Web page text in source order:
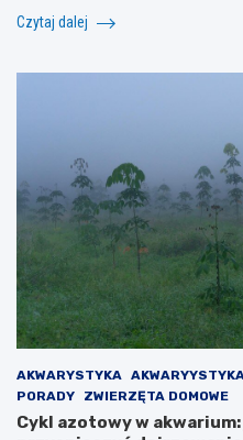
Czytaj dalej
AKWARYSTYKA
PORADY
ZWIERZĘTA DOMOWE
Cykl azotowy w